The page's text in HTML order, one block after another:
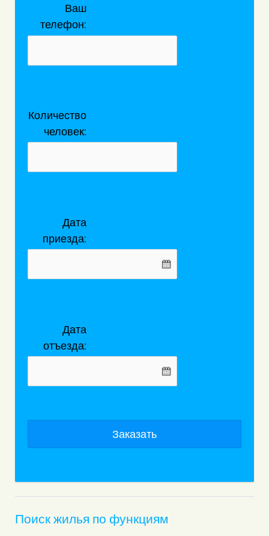
Ваш
телефон:
Количество
человек:
Дата
приезда:
Дата
отъезда:
Заказать
Поиск жилья по функциям